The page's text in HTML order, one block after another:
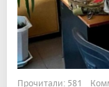
Прочитали: 581